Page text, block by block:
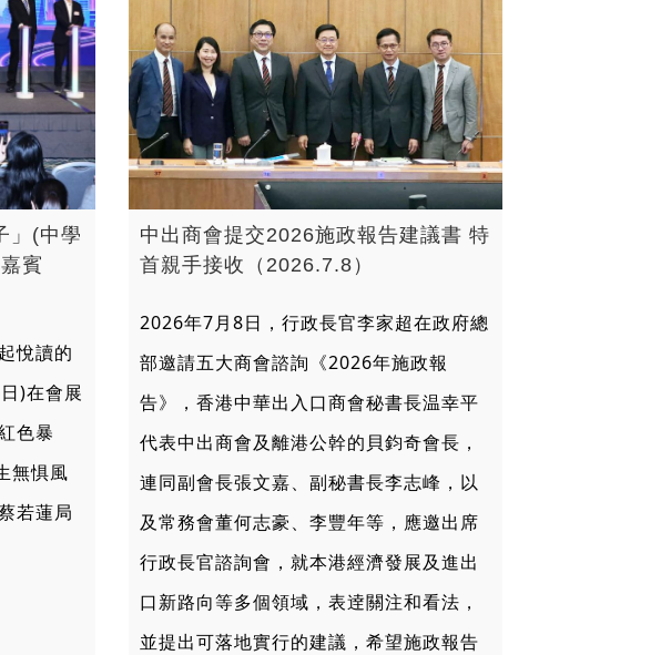
」(中學
賓
悅讀的
)在會展
色暴
無惧風
若蓮局
中出商會提交2026施政報告建議書 特
首親手接收（2026.7.8）
2026年7月8日，行政長官李家超在政府總
部邀請五大商會諮詢《2026年施政報
告》，香港中華出入口商會秘書長温幸平
代表中出商會及離港公幹的貝鈞奇會長，
連同副會長張文嘉、副秘書長李志峰，以
及常務會董何志豪、李豐年等，應邀出席
行政長官諮詢會，就本港經濟發展及進出
口新路向等多個領域，表逹關注和看法，
並提出可落地實行的建議，希望施政報告